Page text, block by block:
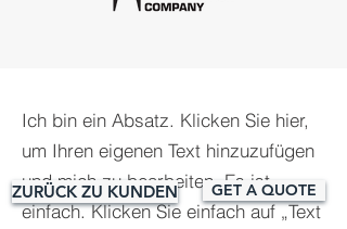
Ich bin ein Absatz. Klicken Sie hier,
um Ihren eigenen Text hinzuzufügen
und mich zu bearbeiten. Es ist
einfach. Klicken Sie einfach auf „Text
ZURÜCK ZU KUNDEN GET A QUOTE